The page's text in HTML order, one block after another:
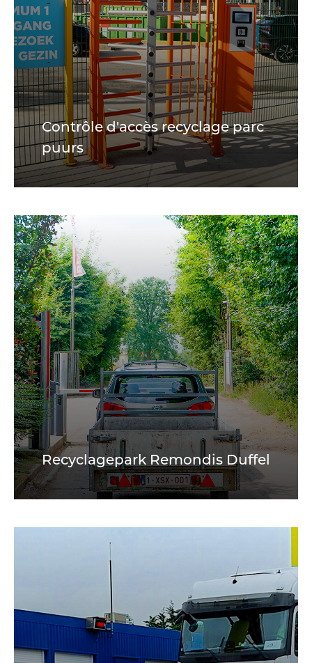
Contrôle d'accès recyclage parc
puurs
Recyclagepark Remondis Duffel